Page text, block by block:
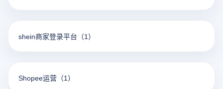
shein商家登录平台 （1）
Shopee运营 （1）